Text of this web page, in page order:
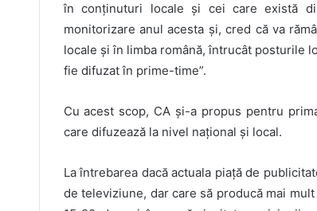
în conținuturi locale și cei care există
monitorizare anul acesta și, cred că va
locale și în limba română, întrucât posturile
fie difuzat în prime-time”.
Cu acest scop, CA și-a propus pentru
care difuzează la nivel național și local.
La întrebarea dacă actuala piață de
de televiziune, dar care să producă mai